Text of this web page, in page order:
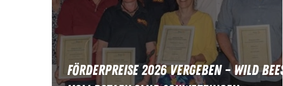
Förderpreise 2026 vergeben – Wild Bees